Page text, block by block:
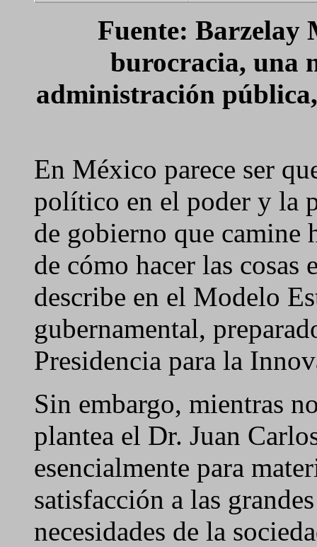
Fuente: Barzelay
burocracia, una
administración
En México parece ser
político en el poder y la
de gobierno que camine
de cómo hacer las
describe en el Modelo
gubernamental,
Presidencia para la
Sin embargo, mientras
plantea el Dr. Juan
esencialmente para
satisfacción a las
necesidades de la